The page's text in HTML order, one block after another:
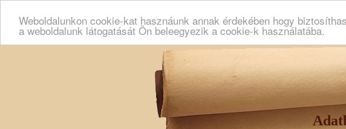
Weboldalunkon cookie-kat hasznáunk annak érdekében hogy
a weboldalunk látogatását Ön beleegyezik a cookie-k használatába.